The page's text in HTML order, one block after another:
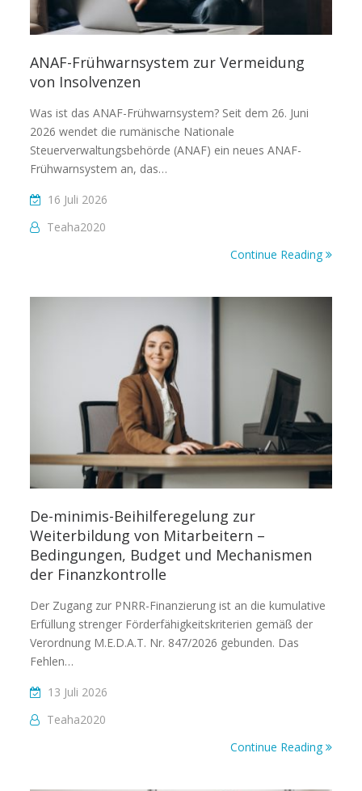
ANAF-Frühwarnsystem zur Vermeidung
von Insolvenzen
Was ist das ANAF-Frühwarnsystem? Seit dem 26. Juni
2026 wendet die rumänische Nationale
Steuerverwaltungsbehörde (ANAF) ein neues ANAF-
Frühwarnsystem an, das…
16 Juli 2026
Teaha2020
Continue Reading
De-minimis-Beihilferegelung zur
Weiterbildung von Mitarbeitern –
Bedingungen, Budget und Mechanismen
der Finanzkontrolle
Der Zugang zur PNRR-Finanzierung ist an die kumulative
Erfüllung strenger Förderfähigkeitskriterien gemäß der
Verordnung M.E.D.A.T. Nr. 847/2026 gebunden. Das
Fehlen…
13 Juli 2026
Teaha2020
Continue Reading